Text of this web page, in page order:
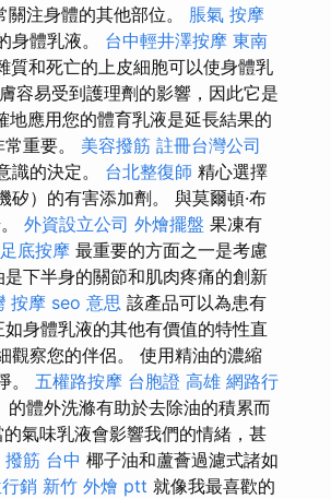
注身體的其他部位。 脹氣 按摩
身體乳液。 台中輕井澤按摩 東南
質和死亡的上皮細胞可以使身體乳
容易受到護理劑的影響，因此它是
地應用您的體育乳液是延長結果的
重要。 美容撥筋 註冊台灣公司
識的決定。 台北整復師 精心選擇
）的有害添加劑。 與莫爾頓·布
外資設立公司 外燴擺盤 果凍有
足底按摩 最重要的方面之一是考慮
下半身的關節和肌肉疼痛的創新
按摩 seo 意思 該產品可以為患有
如身體乳液的其他有價值的特性直
觀察您的伴侶。 使用精油的濃縮
。 五權路按摩 台胞證 高雄 網路行
體外洗滌有助於去除油的積累而
的氣味乳液會影響我們的情緒，甚
撥筋 台中 椰子油和蘆薈過濾式諸如
銷 新竹 外燴 ptt 就像我最喜歡的